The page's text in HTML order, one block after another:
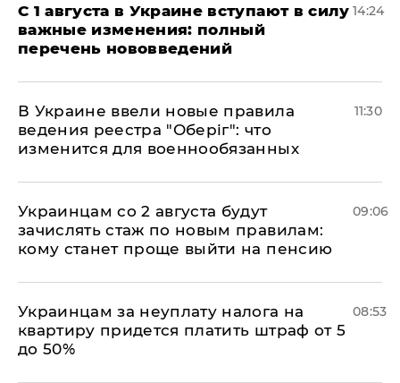
С 1 августа в Украине вступают в силу
важные изменения: полный
перечень нововведений
14:24
В Украине ввели новые правила
ведения реестра "Оберіг": что
изменится для военнообязанных
11:30
Украинцам со 2 августа будут
зачислять стаж по новым правилам:
кому станет проще выйти на пенсию
09:06
Украинцам за неуплату налога на
квартиру придется платить штраф от 5
до 50%
08:53